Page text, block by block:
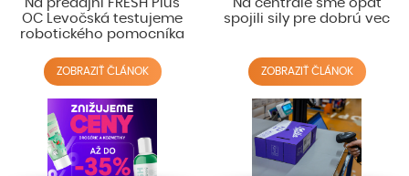
Na predajni FRESH Plus
OC Levočská testujeme
robotického pomocníka
ZOBRAZIŤ ČLÁNOK
Na centrále sme opäť
spojili sily pre dobrú vec
ZOBRAZIŤ ČLÁNOK